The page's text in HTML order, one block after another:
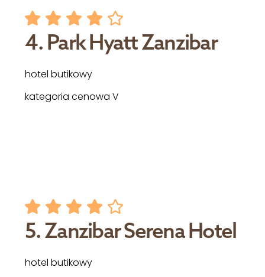
4. Park Hyatt Zanzibar
hotel butikowy
kategoria cenowa V
5. Zanzibar Serena Hotel
hotel butikowy